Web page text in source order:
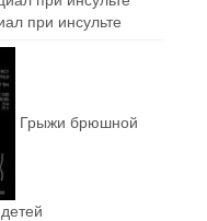
при инсульте
Грыжи брюшной